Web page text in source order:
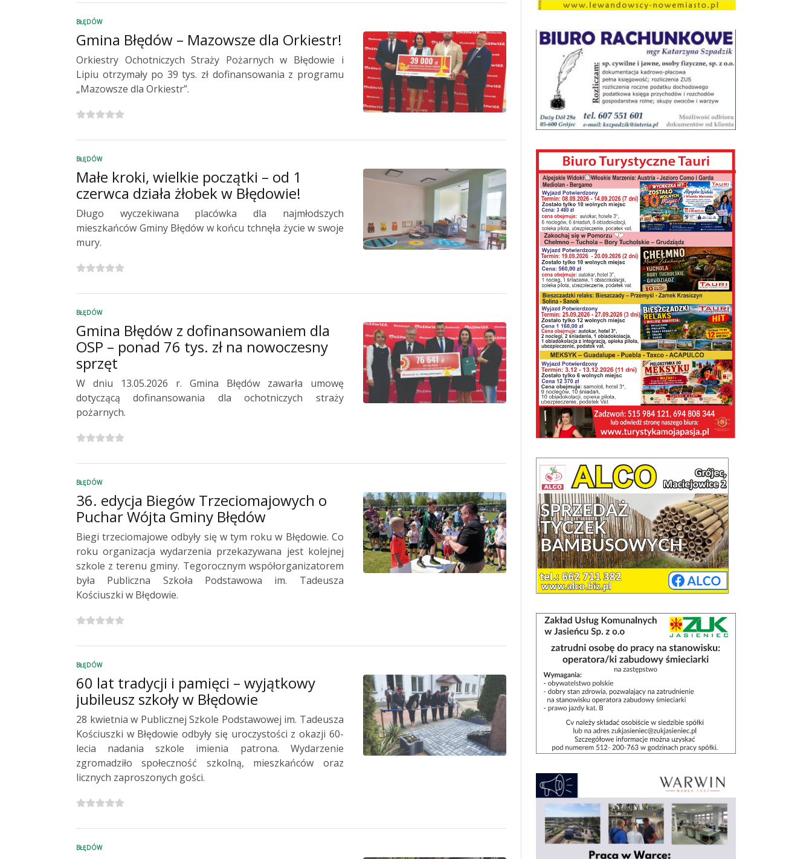
BŁĘDÓW
Gmina Błędów – Mazowsze dla Orkiestr!
Orkiestry Ochotniczych Straży Pożarnych w Błędowie i
Lipiu otrzymały po 39 tys. zł dofinansowania z programu
„Mazowsze dla Orkiestr”.
BŁĘDÓW
Małe kroki, wielkie początki – od 1
czerwca działa żłobek w Błędowie!
Długo wyczekiwana placówka dla najmłodszych
mieszkańców Gminy Błędów w końcu tchnęła życie w swoje
mury.
BŁĘDÓW
Gmina Błędów z dofinansowaniem dla
OSP – ponad 76 tys. zł na nowoczesny
sprzęt
W dniu 13.05.2026 r. Gmina Błędów zawarła umowę
dotyczącą dofinansowania dla ochotniczych straży
pożarnych.
BŁĘDÓW
36. edycja Biegów Trzeciomajowych o
Puchar Wójta Gminy Błędów
Biegi trzeciomajowe odbyły się w tym roku w Błędowie. Co
roku organizacja wydarzenia przekazywana jest kolejnej
szkole z terenu gminy. Tegorocznym współorganizatorem
była Publiczna Szkoła Podstawowa im. Tadeusza
Kościuszki w Błędowie.
BŁĘDÓW
60 lat tradycji i pamięci – wyjątkowy
jubileusz szkoły w Błędowie
28 kwietnia w Publicznej Szkole Podstawowej im. Tadeusza
Kościuszki w Błędowie odbyły się uroczystości z okazji 60-
lecia nadania szkole imienia patrona. Wydarzenie
zgromadziło społeczność szkolną, mieszkańców oraz
licznych zaproszonych gości.
BŁĘDÓW